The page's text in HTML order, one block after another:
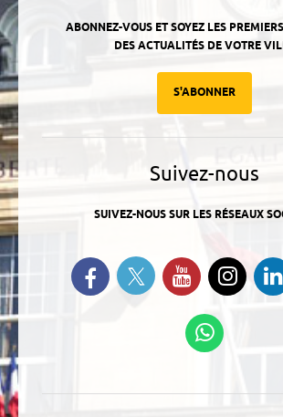
ABONNEZ-VOUS ET SOYEZ LES
DES ACTUALITÉS DE VOTRE
S'ABONNER
Suivez-nous
SUIVEZ-NOUS SUR LES RÉSEAUX
Retrouvez-nous sur
Suivez-nous sur
Suivez-nous